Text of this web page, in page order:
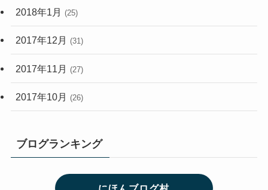
2018年1月 (25)
2017年12月 (31)
2017年11月 (27)
2017年10月 (26)
ブログランキング